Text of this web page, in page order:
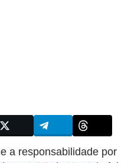
a responsabilidade por